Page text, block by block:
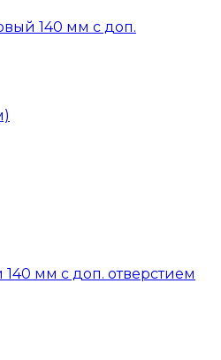
мм с доп. отверстием